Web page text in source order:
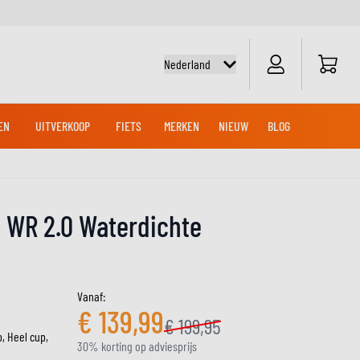
Nederland Cart
CROSS SHIRTS
KNIE & ELLEBOOG SLIDERS
UITVERKOOP FIETS MERKEN NIEUW BLOG
2.0 Waterdichte
Vanaf:
€ 139,99€ 199,95
30% korting op adviesprijs
Heel cup,